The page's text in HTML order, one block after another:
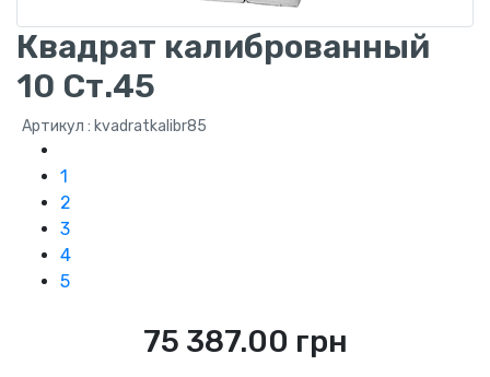
Квадрат калиброванный
10 Ст.45
Артикул : kvadratkalibr85
1
2
3
4
5
75 387.00 грн